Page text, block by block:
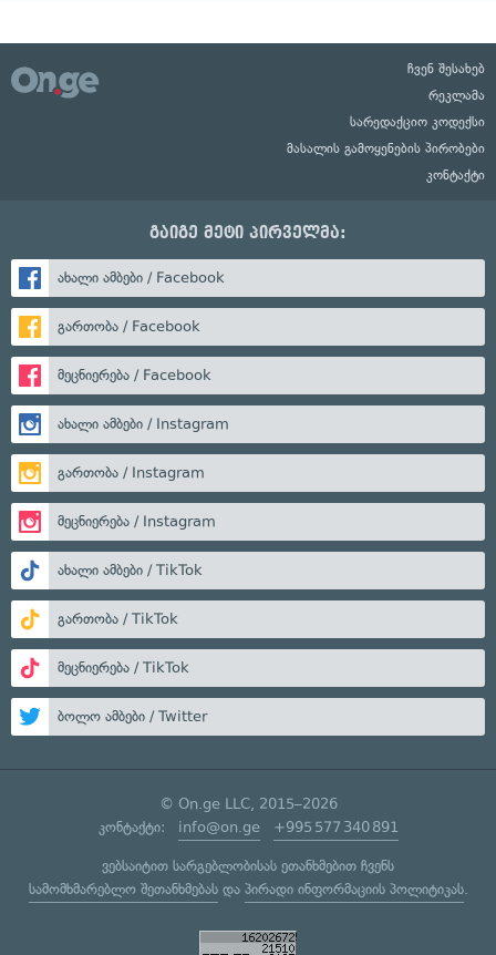
ჩვენ შესახებ
რეკლამა
სარედაქციო კოდექსი
მასალის გამოყენების პირობები
კონტაქტი
გაიგე მეტი პირველმა:
ახალი ამბები / Facebook
გართობა / Facebook
მეცნიერება / Facebook
ახალი ამბები / Instagram
გართობა / Instagram
მეცნიერება / Instagram
ახალი ამბები / TikTok
გართობა / TikTok
მეცნიერება / TikTok
ბოლო ამბები / Twitter
© On.ge LLC, 2015–2026
კონტაქტი: info@on.ge +995 577 340 891
ვებსაიტით სარგებლობისას ეთანხმებით ჩვენს
სამომხმარებლო შეთანხმებასდა პირადი ინფორმაციის პოლიტიკას.